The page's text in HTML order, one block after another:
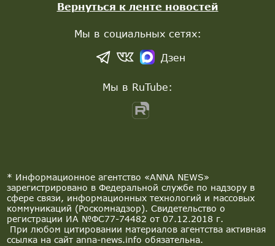
* Информационное агентство «ANNA NEWS»
зарегистрировано в Федеральной службе по надзору в
сфере связи, информационных технологий и массовых
коммуникаций (Роскомнадзор). Свидетельство о
регистрации ИА №ФС77-74482 от 07.12.2018 г.
При любом цитировании материалов агентства активная
ссылка на сайт anna-news.info обязательна.
Вернуться к ленте новостей
Мы в социальных сетях:
Дзен
Мы в RuTube: